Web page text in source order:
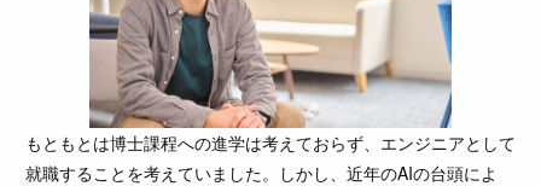
もともとは博士課程への進学は考えておらず、エンジニアとして
就職することを考えていました。しかし、近年のAIの台頭によ